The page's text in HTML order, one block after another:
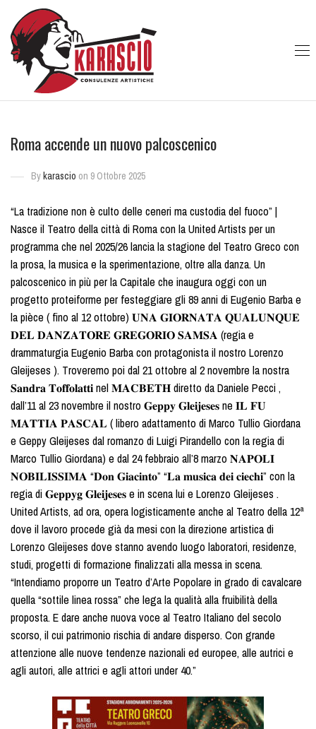
Roma accende un nuovo palcoscenico
Bykarascio on 9 Ottobre 2025
“La tradizione non è culto delle ceneri ma custodia del fuoco” |
Nasce il Teatro della città di Roma con la United Artists per un
programma che nel 2025/26 lancia la stagione del Teatro Greco con
la prosa, la musica e la sperimentazione, oltre alla danza. Un
palcoscenico in più per la Capitale che inaugura oggi con un
progetto proteiforme per festeggiare gli 89 anni di Eugenio Barba e
la pièce ( fino al 12 ottobre) 𝐔𝐍𝐀 𝐆𝐈𝐎𝐑𝐍𝐀𝐓𝐀 𝐐𝐔𝐀𝐋𝐔𝐍𝐐𝐔𝐄
𝐃𝐄𝐋 𝐃𝐀𝐍𝐙𝐀𝐓𝐎𝐑𝐄 𝐆𝐑𝐄𝐆𝐎𝐑𝐈𝐎 𝐒𝐀𝐌𝐒𝐀 (regia e
drammaturgia Eugenio Barba con protagonista il nostro Lorenzo
Gleijeses ). Troveremo poi dal 21 ottobre al 2 novembre la nostra
𝐒𝐚𝐧𝐝𝐫𝐚 𝐓𝐨𝐟𝐟𝐨𝐥𝐚𝐭𝐭𝐢 nel 𝐌𝐀𝐂𝐁𝐄𝐓𝐇 diretto da Daniele Pecci ,
dall’11 al 23 novembre il nostro 𝐆𝐞𝐩𝐩𝐲 𝐆𝐥𝐞𝐢𝐣𝐞𝐬𝐞𝐬 ne 𝐈𝐋 𝐅𝐔
𝐌𝐀𝐓𝐓𝐈𝐀 𝐏𝐀𝐒𝐂𝐀𝐋 ( libero adattamento di Marco Tullio Giordana
e Geppy Gleijeses dal romanzo di Luigi Pirandello con la regia di
Marco Tullio Giordana) e dal 24 febbraio all’8 marzo 𝐍𝐀𝐏𝐎𝐋𝐈
𝐍𝐎𝐁𝐈𝐋𝐈𝐒𝐒𝐈𝐌𝐀 “𝐃𝐨𝐧 𝐆𝐢𝐚𝐜𝐢𝐧𝐭𝐨” “𝐋𝐚 𝐦𝐮𝐬𝐢𝐜𝐚 𝐝𝐞𝐢 𝐜𝐢𝐞𝐜𝐡𝐢” con la
regia di 𝐆𝐞𝐩𝐩𝐲𝐠 𝐆𝐥𝐞𝐢𝐣𝐞𝐬𝐞𝐬 e in scena lui e Lorenzo Gleijeses .
United Artists, ad ora, opera logisticamente anche al Teatro della 12ª
dove il lavoro procede già da mesi con la direzione artistica di
Lorenzo Gleijeses dove stanno avendo luogo laboratori, residenze,
studi, progetti di formazione finalizzati alla messa in scena.
“Intendiamo proporre un Teatro d’Arte Popolare in grado di cavalcare
quella “sottile linea rossa” che lega la qualità alla fruibilità della
proposta. E dare anche nuova voce al Teatro Italiano del secolo
scorso, il cui patrimonio rischia di andare disperso. Con grande
attenzione alle nuove tendenze nazionali ed europee, alle autrici e
agli autori, alle attrici e agli attori under 40.”